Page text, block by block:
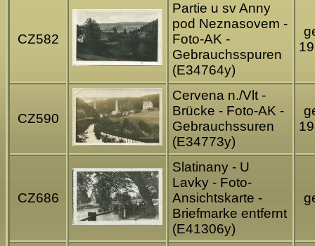
CZ582
Partie u sv Anny
pod Neznasovem -
Foto-AK -
Gebrauchsspuren
(E34764y)
CZ590
Cervena n./Vlt -
Brücke - Foto-AK -
Gebrauchssuren
(E34773y)
CZ686
Slatinany - U
Lavky - Foto-
Ansichtskarte -
Briefmarke entfernt
(E41306y)